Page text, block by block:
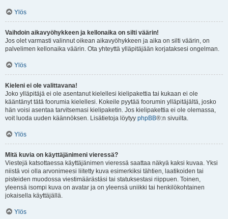
Ylös
Vaihdoin aikavyöhykkeen ja kellonaika on silti väärin!
Jos olet varmasti valinnut oikean aikavyöhykkeen ja aika on silti väärin, on
palvelimen kellonaika väärin. Ota yhteyttä ylläpitäjään korjataksesi ongelman.
Ylös
Kieleni ei ole valittavana!
Joko ylläpitäjä ei ole asentanut kielellesi kielipakettia tai kukaan ei ole
kääntänyt tätä foorumia kielellesi. Kokeile pyytää foorumin ylläpitäjältä, josko
hän voisi asentaa tarvitsemasi kielipaketin. Jos kielipakettia ei ole olemassa,
voit luoda uuden käännöksen. Lisätietoja löytyy phpBB®:n sivuilta.
Ylös
Mitä kuvia on käyttäjänimeni vieressä?
Viestejä katsottaessa käyttäjänimen vieressä saattaa näkyä kaksi kuvaa. Yksi
niistä voi olla arvonimeesi liitetty kuva esimerkiksi tähtien, laatikoiden tai
pisteiden muodossa viestimäärästäsi tai statuksestasi riippuen. Toinen,
yleensä isompi kuva on avatar ja on yleensä uniikki tai henkilökohtainen
jokaisella käyttäjällä.
Ylös